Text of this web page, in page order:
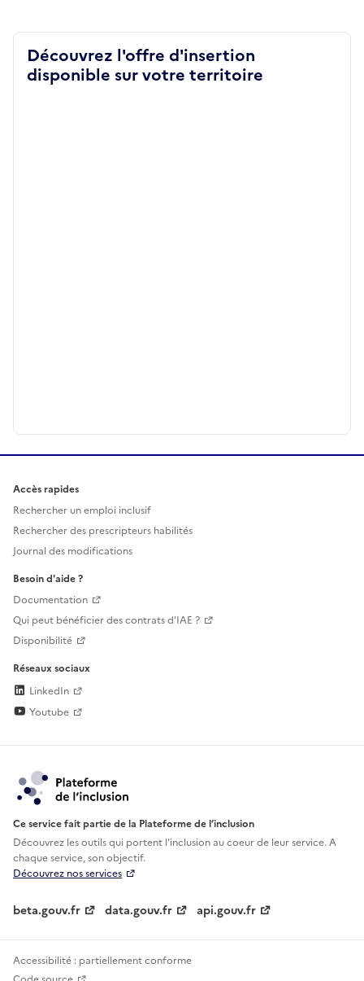
Découvrez l'offre d'insertion
disponible sur votre territoire
Accès rapides
Rechercher un emploi inclusif
Rechercher des prescripteurs habilités
Journal des modifications
Besoin d'aide ?
Documentation
Qui peut bénéficier des contrats d'IAE ?
Disponibilité
Réseaux sociaux
LinkedIn
Youtube
Ce service fait partie de la Plateforme de l’inclusion
Découvrez les outils qui portent l'inclusion aucoeur de leur service. A
chaque service, son objectif.
Découvrez nos services
beta.gouv.fr data.gouv.fr api.gouv.fr
Accessibilité : partiellement conforme